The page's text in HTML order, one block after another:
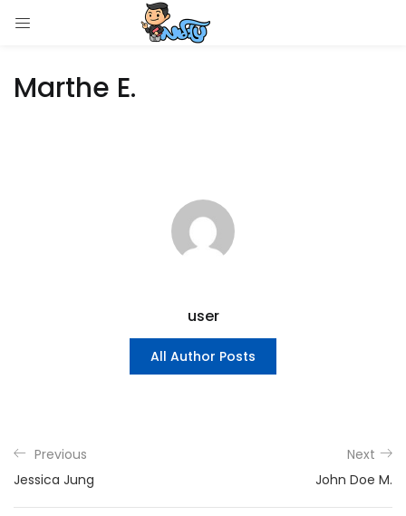
Marthe E.
user
All Author Posts
Previous
Jessica Jung
Next
John Doe M.
Enter your username and password to login.
Login